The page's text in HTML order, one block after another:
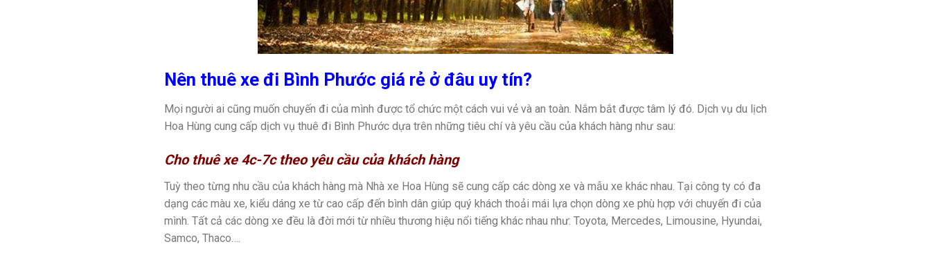
Nên thuê xe đi Bình Phước giá rẻ ở đâu uy tín?
Mọi người ai cũng muốn chuyến đi của mình được tổ chức một cách vui vẻ và an toàn. Nắm bắt được tâm lý đó. Dịch vụ du lịch
Hoa Hùng cung cấp dịch vụ thuê đi Bình Phước dựa trên những tiêu chí và yêu cầu của khách hàng như sau:
Cho thuê xe 4c-7c theo yêu cầu của khách hàng
Tuỳ theo từng nhu cầu của khách hàng mà Nhà xe Hoa Hùng sẽ cung cấp các dòng xe và mẫu xe khác nhau. Tại công ty có đa
dạng các màu xe, kiểu dáng xe từ cao cấp đến bình dân giúp quý khách thoải mái lựa chọn dòng xe phù hợp với chuyến đi của
mình. Tất cả các dòng xe đều là đời mới từ nhiều thương hiệu nổi tiếng khác nhau như: Toyota, Mercedes, Limousine, Hyundai,
Samco, Thaco….